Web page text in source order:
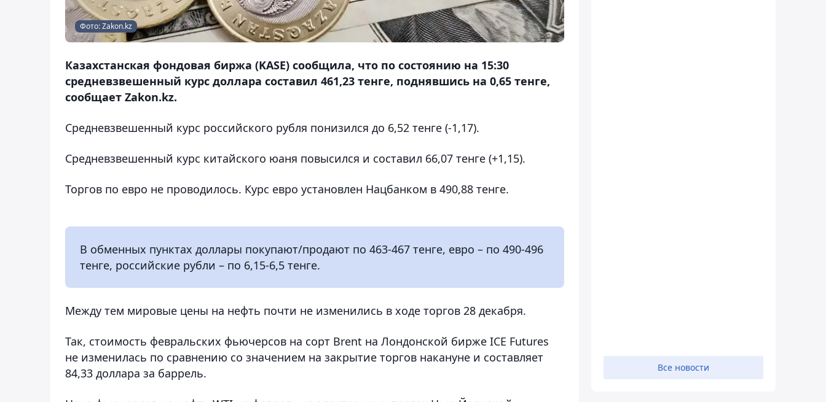
Фото: Zakon.kz
Казахстанская фондовая биржа (KASE) сообщила, что по состоянию на 15:30
средневзвешенный курс доллара составил 461,23 тенге, поднявшись на 0,65 тенге,
сообщает Zakon.kz.
Средневзвешенный курс российского рубля понизился до 6,52 тенге (-1,17).
Средневзвешенный курс китайского юаня повысился и составил 66,07 тенге (+1,15).
Торгов по евро не проводилось. Курс евро установлен Нацбанком в 490,88 тенге.
В обменных пунктах доллары покупают/продают по 463-467 тенге, евро – по 490-496
тенге, российские рубли – по 6,15-6,5 тенге.
Между тем мировые цены на нефть почти не изменились в ходе торгов 28 декабря.
Так, стоимость февральских фьючерсов на сорт Brent на Лондонской бирже ICE Futures
не изменилась по сравнению со значением на закрытие торгов накануне и составляет
84,33 доллара за баррель.
Все новости